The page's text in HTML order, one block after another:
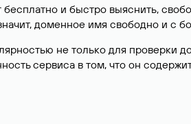
бесплатно и быстро выяснить,
доменное имя свободно и с
не только для проверки
сервиса в том, что он